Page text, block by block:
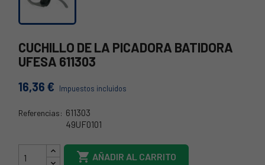
CUCHILLO DE LA PICADORA BATIDORA
UFESA 611303
16,36 € Impuestos incluidos
Referencias: 611303
49UF0101
 AÑADIR AL CARRITO